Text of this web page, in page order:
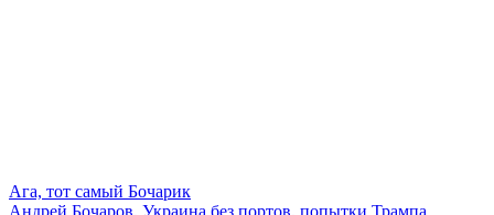
Ага, тот самый Бочарик
Андрей Бочаров. Украина без портов, попытки Трампа